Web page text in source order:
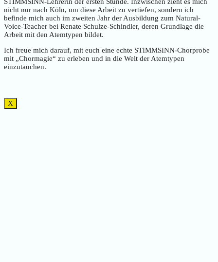
nicht nur nach Köln, um diese Arbeit zu vertiefen, sondern ich
befinde mich auch im zweiten Jahr der Ausbildung zum Natural-
Voice-Teacher bei Renate Schulze-Schindler, deren Grundlage die
Arbeit mit den Atemtypen bildet.
Ich freue mich darauf, mit euch eine echte STIMMSINN-Chorprobe
mit „Chormagie“ zu erleben und in die Welt der Atemtypen
einzutauchen.
X